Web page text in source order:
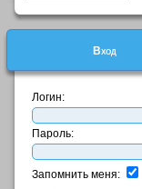
Вход
Логин:
Пароль:
Запомнить меня: